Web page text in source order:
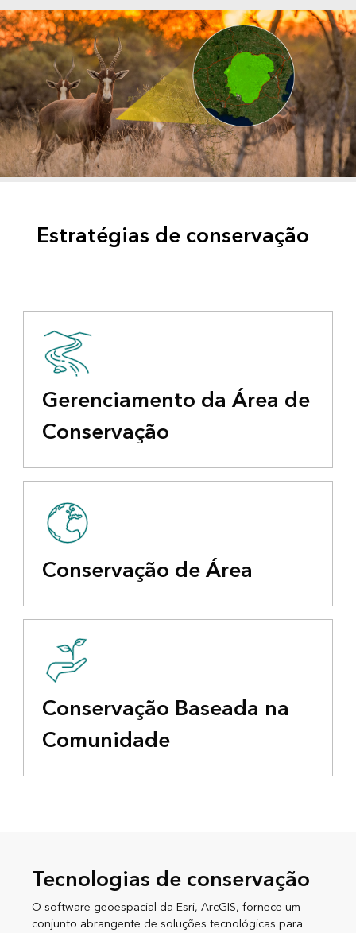
Estratégias de conservação
Gerenciamento da Área de
Conservação
Conservação de Área
Conservação Baseada na
Comunidade
Tecnologias de conservação
O software geoespacial da Esri, ArcGIS, fornece um
conjunto abrangente de soluções tecnológicas para